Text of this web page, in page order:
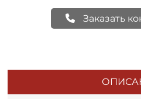
Заказать